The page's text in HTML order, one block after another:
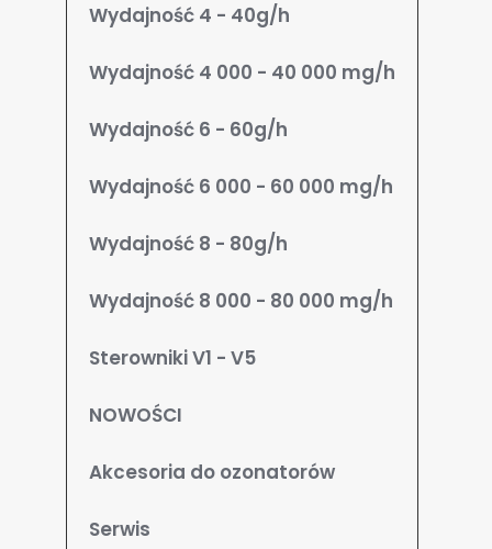
Wydajność 4 - 40g/h
Wydajność 4 000 - 40 000 mg/h
Wydajność 6 - 60g/h
Wydajność 6 000 - 60 000 mg/h
Wydajność 8 - 80g/h
Wydajność 8 000 - 80 000 mg/h
Sterowniki V1 - V5
NOWOŚCI
Akcesoria do ozonatorów
Serwis